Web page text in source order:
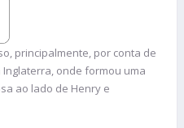
principalmente, por conta de
onde formou uma
ao lado de Henry e